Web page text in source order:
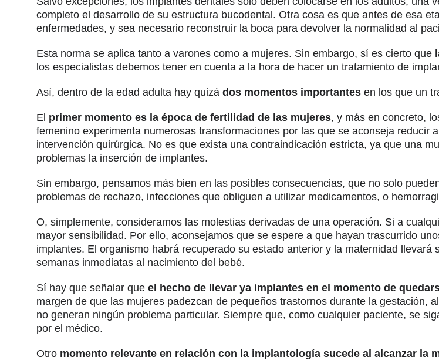
completo el desarrollo de su estructura bucodental. Otra cosa es que antes de esa
enfermedades, y sea necesario reconstruir la boca para devolver la normalidad al
Esta norma se aplica tanto a varones como a mujeres. Sin embargo, sí es cierto que
los especialistas debemos tener en cuenta a la hora de hacer un tratamiento de
Así, dentro de la edad adulta hay quizá dos momentos importantes en los que un
El primer momento es la época de fertilidad de las mujeres, y más en concreto,
femenino experimenta numerosas transformaciones por las que se aconseja reducir
intervención quirúrgica. No es que exista una contraindicación estricta, ya que una
problemas la inserción de implantes.
Sin embargo, pensamos más bien en las posibles consecuencias, que no solo
problemas de rechazo, infecciones que obliguen a utilizar medicamentos, o
O, simplemente, consideramos las molestias derivadas de una operación. Si a
mayor sensibilidad. Por ello, aconsejamos que se espere a que hayan trascurrido
implantes. El organismo habrá recuperado su estado anterior y la maternidad
semanas inmediatas al nacimiento del bebé.
Sí hay que señalar que el hecho de llevar ya implantes en el momento de
margen de que las mujeres padezcan de pequeños trastornos durante la gestación,
no generan ningún problema particular. Siempre que, como cualquier paciente, se
por el médico.
Otro momento relevante en relación con la implantología sucede al alcanzar la